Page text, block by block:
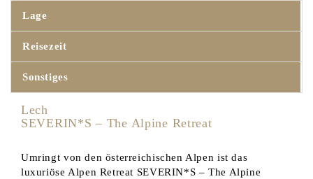
Lage
Reisezeit
Sonstiges
Lech
SEVERIN*S – The Alpine Retreat
Umringt von den österreichischen Alpen ist das
luxuriöse Alpen Retreat SEVERIN*S – The Alpine